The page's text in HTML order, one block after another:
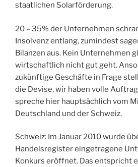
staatlichen Solarförderung.
20 – 35% der Unternehmen
Insolvenz entlang, zumindest
Bilanzen aus. Kein Unternehmen
wirtschaftlich nicht gut geht.
zukünftige Geschäfte in Frage
die Devise, wir haben volle
spreche hier hauptsächlich vom
Deutschland und der Schweiz.
Schweiz: Im Januar 2010 wurde
Handelsregister eingetragene
Konkurs eröffnet. Das entspricht